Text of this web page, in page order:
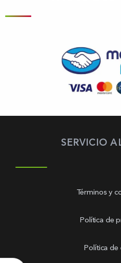
SERVICIO
Términos y
Política de
Política de